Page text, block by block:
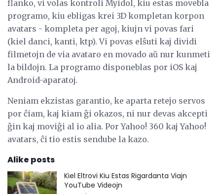
flanko, vi volas kontroli Myidol, kiu estas movebla
programo, kiu ebligas krei 3D kompletan korpon
avatars - kompleta per agoj, kiujn vi povas fari
(kiel danci, kanti, ktp). Vi povas elŝuti kaj dividi
filmetojn de via avataro en movado aŭ nur kunmeti
la bildojn. La programo disponeblas por iOS kaj
Android-aparatoj.
Neniam ekzistas garantio, ke aparta retejo servos
por ĉiam, kaj kiam ĝi okazos, ni nur devas akcepti
ĝin kaj moviĝi al io alia. Por Yahoo! 360 kaj Yahoo!
avatars, ĉi tio estis sendube la kazo.
Alike posts
Kiel Eltrovi Kiu Estas Rigardanta Viajn
YouTube Videojn